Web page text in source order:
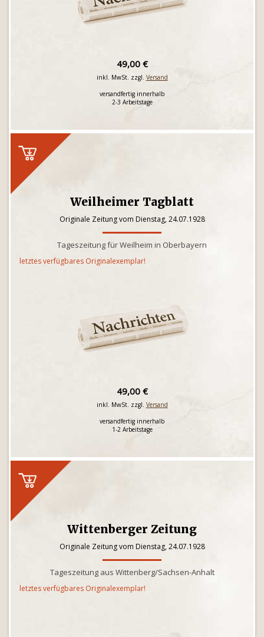
49,00 €
inkl. MwSt. zzgl. Versand
versandfertig innerhalb
2-3 Arbeitstage
Weilheimer Tagblatt
Originale Zeitung vom Dienstag, 24.07.1928
Tageszeitung für Weilheim in Oberbayern
letztes verfügbares Originalexemplar!
49,00 €
inkl. MwSt. zzgl. Versand
versandfertig innerhalb
1-2 Arbeitstage
Wittenberger Zeitung
Originale Zeitung vom Dienstag, 24.07.1928
Tageszeitung aus Wittenberg/Sachsen-Anhalt
letztes verfügbares Originalexemplar!